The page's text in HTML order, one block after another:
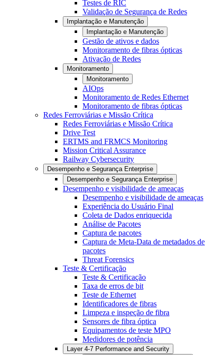
Testes de RIC
Validação de Segurança de Redes
Implantação e Manutenção
Implantação e Manutenção
Gestão de ativos e dados
Monitoramento de fibras ópticas
Ativação de Redes
Monitoramento
Monitoramento
AIOps
Monitoramento de Redes Ethernet
Monitoramento de fibras ópticas
Redes Ferroviárias e Missão Crítica
Redes Ferroviárias e Missão Crítica
Drive Test
ERTMS and FRMCS Monitoring
Mission Critical Assurance
Railway Cybersecurity
Desempenho e Segurança Enterprise
Desempenho e Segurança Enterprise
Desempenho e visibilidade de ameaças
Desempenho e visibilidade de ameaças
Experiência do Usuário Final
Coleta de Dados enriquecida
Análise de Pacotes
Captura de pacotes
Captura de Meta-Data de metadados de
pacotes
Threat Forensics
Teste & Certificação
Teste & Certificação
Taxa de erros de bit
Teste de Ethernet
Identificadores de fibras
Limpeza e inspeção de fibra
Sensores de fibra óptica
Equipamentos de teste MPO
Medidores de potência
Layer 4-7 Performance and Security